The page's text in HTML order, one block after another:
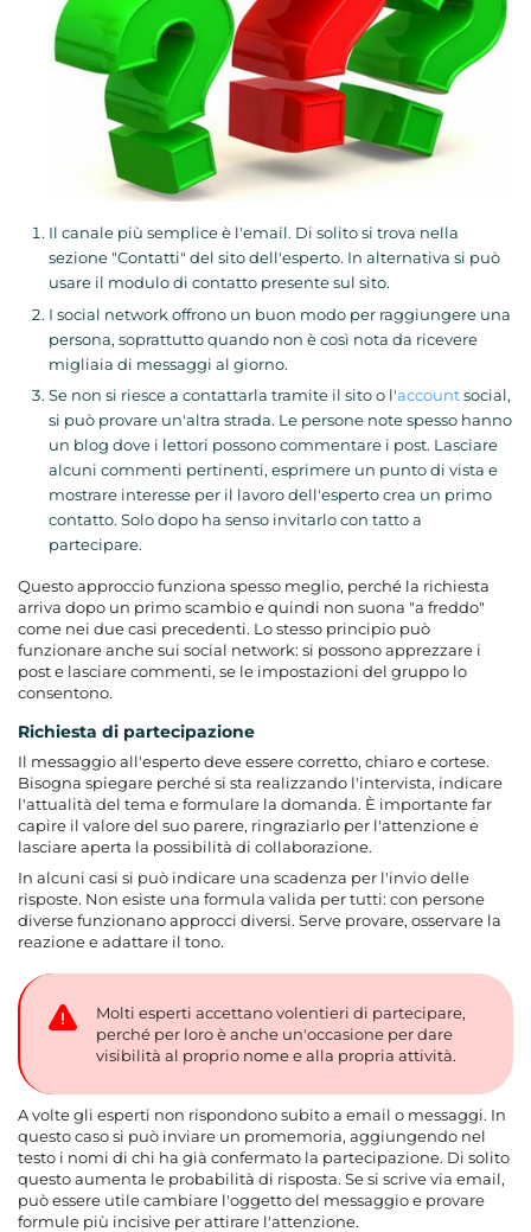
Il canale più semplice è l'email. Di solito si trova nella
sezione "Contatti" del sito dell'esperto. In alternativa si può
usare il modulo di contatto presente sul sito.
I social network offrono un buon modo per raggiungere una
persona, soprattutto quando non è così nota da ricevere
migliaia di messaggi al giorno.
Se non si riesce a contattarla tramite il sito o l'accountsocial,
si può provare un'altra strada. Le persone note spesso hanno
un blog dove i lettori possono commentare i post. Lasciare
alcuni commenti pertinenti, esprimere un punto di vista e
mostrare interesse per il lavoro dell'esperto crea un primo
contatto. Solo dopo ha senso invitarlo con tatto a
partecipare.
Questo approccio funziona spesso meglio, perché la richiesta
arriva dopo un primo scambio e quindi non suona "a freddo"
come nei due casi precedenti. Lo stesso principio può
funzionare anche sui social network: si possono apprezzare i
post e lasciare commenti, se le impostazioni del gruppo lo
consentono.
Richiesta di partecipazione
Il messaggio all'esperto deve essere corretto, chiaro e cortese.
Bisogna spiegare perché si sta realizzando l'intervista, indicare
l'attualità del tema e formulare la domanda. È importante far
capire il valore del suo parere, ringraziarlo per l'attenzione e
lasciare aperta la possibilità di collaborazione.
In alcuni casi si può indicare una scadenza per l'invio delle
risposte. Non esiste una formula valida per tutti: con persone
diverse funzionano approcci diversi. Serve provare, osservare la
reazione e adattare il tono.
Molti esperti accettano volentieri di partecipare,
perché per loro è anche un'occasione per dare
visibilità al proprio nome e alla propria attività.
A volte gli esperti non rispondono subito a email o messaggi. In
questo caso si può inviare un promemoria, aggiungendo nel
testo i nomi di chi ha già confermato la partecipazione. Di solito
questo aumenta le probabilità di risposta. Se si scrive via email,
può essere utile cambiare l'oggetto del messaggio e provare
formule più incisive per attirare l'attenzione.